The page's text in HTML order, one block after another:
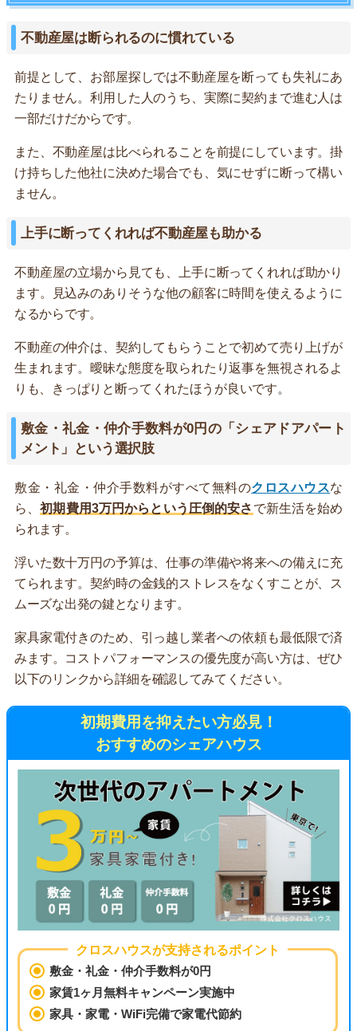
不動産屋は断られるのに慣れている
前提として、お部屋探しでは不動産屋を断っても失礼にあ
たりません。利用した人のうち、実際に契約まで進む人は
一部だけだからです。
また、不動産屋は比べられることを前提にしています。掛
け持ちした他社に決めた場合でも、気にせずに断って構い
ません。
上手に断ってくれれば不動産屋も助かる
不動産屋の立場から見ても、上手に断ってくれれば助かり
ます。見込みのありそうな他の顧客に時間を使えるように
なるからです。
不動産の仲介は、契約してもらうことで初めて売り上げが
生まれます。曖昧な態度を取られたり返事を無視されるよ
りも、きっぱりと断ってくれたほうが良いです。
敷金・礼金・仲介手数料が0円の「シェアドアパート
メント」という選択肢
敷金・礼金・仲介手数料がすべて無料のクロスハウスな
ら、初期費用3万円からという圧倒的安さ で新生活を始め
られます。
浮いた数十万円の予算は、仕事の準備や将来への備えに充
てられます。契約時の金銭的ストレスをなくすことが、ス
ムーズな出発の鍵となります。
家具家電付きのため、引っ越し業者への依頼も最低限で済
みます。コストパフォーマンスの優先度が高い方は、ぜひ
以下のリンクから詳細を確認してみてください。
初期費用を抑えたい方必見！
おすすめのシェアハウス
クロスハウスが支持されるポイント
敷金・礼金・仲介手数料が0円
家賃1ヶ月無料キャンペーン実施中
家具・家電・WiFi完備で家電代節約